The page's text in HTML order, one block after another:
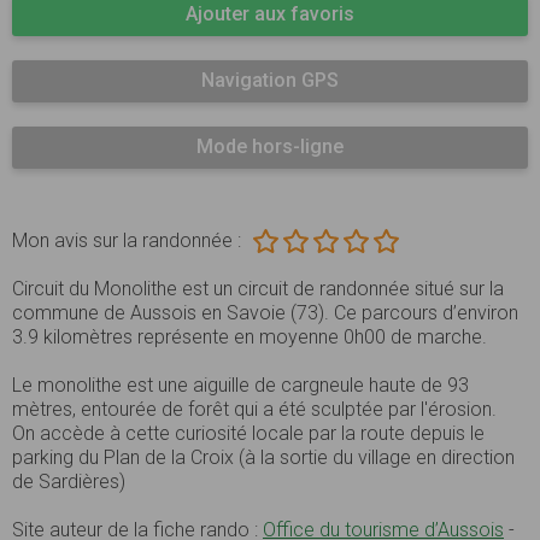
Ajouter aux favoris
Navigation GPS
Mode hors-ligne
Mon avis sur la randonnée :
Circuit du Monolithe est un circuit de randonnée situé sur la
commune de Aussois en Savoie (73). Ce parcours d’environ
3.9 kilomètres représente en moyenne 0h00 de marche.
Le monolithe est une aiguille de cargneule haute de 93
mètres, entourée de forêt qui a été sculptée par l'érosion.
On accède à cette curiosité locale par la route depuis le
parking du Plan de la Croix (à la sortie du village en direction
de Sardières)
Site auteur de la fiche rando : Office du tourisme d’Aussois -